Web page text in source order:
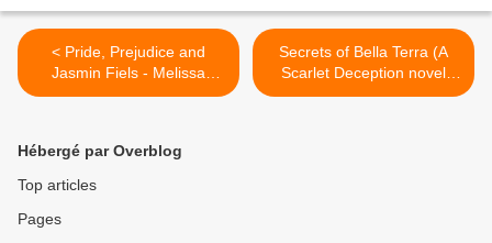
< Pride, Prejudice and
Jasmin Fiels - Melissa
Nathan
Secrets of Bella Terra (A
Scarlet Deception novel
#1)- Christina Dodd >
Hébergé par Overblog
Top articles
Pages